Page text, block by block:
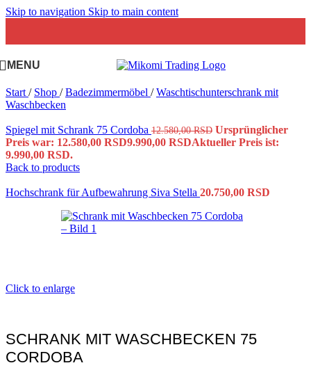
Skip to navigation Skip to main content
MENU
Start / Shop / Badezimmermöbel / Waschtischunterschrank mit
Waschbecken
Spiegel mit Schrank 75 Cordoba 12.580,00RSD Ursprünglicher
Preis war: 12.580,00 RSD9.990,00 RSDAktueller Preis ist:
9.990,00 RSD.
Back to products
Hochschrank für Aufbewahrung Siva Stella 20.750,00 RSD
Click to enlarge
SCHRANK MIT WASCHBECKEN 75
CORDOBA